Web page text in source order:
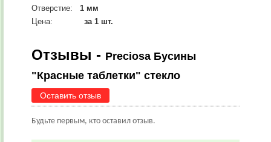
Отверстие: 1 мм
Цена:
за 1 шт.
Отзывы - Preciosa Бусины
"Красные таблетки" стекло
Оставить отзыв
Будьте первым, кто оставил отзыв.